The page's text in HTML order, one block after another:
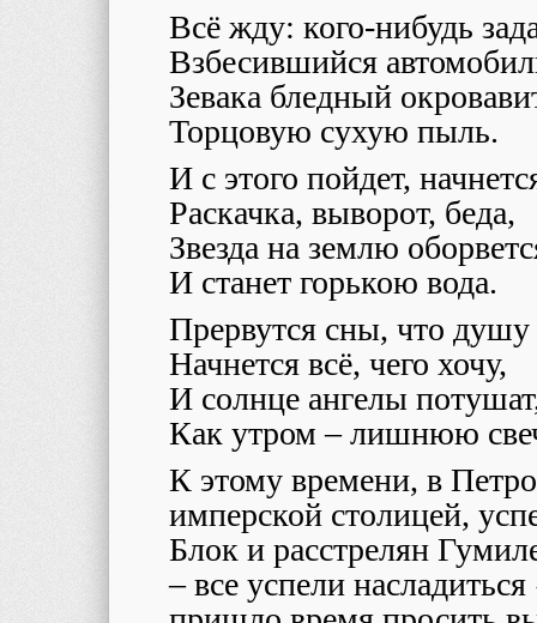
Всё жду: кого-нибудь
Взбесившийся
Зевака бледный
Торцовую сухую пыль.
И с этого пойдет,
Раскачка, выворот, беда,
Звезда на землю
И станет горькою вода.
Прервутся сны, что
Начнется всё, чего хочу,
И солнце ангелы
Как утром – лишнюю
К этому времени, в
имперской столицей,
Блок и расстрелян
– все успели